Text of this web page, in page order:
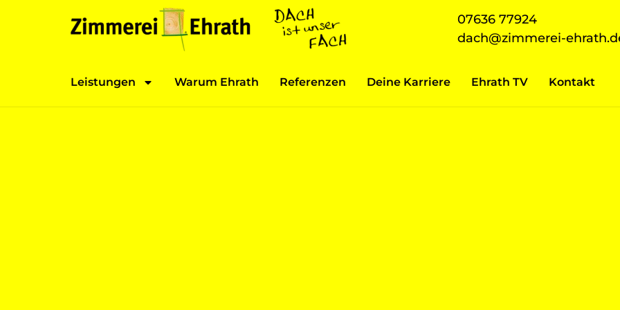
07636 77924
dach@zimmerei-
Leistungen Warum Ehrath Referenzen Deine Karriere Ehrath TV Kontakt